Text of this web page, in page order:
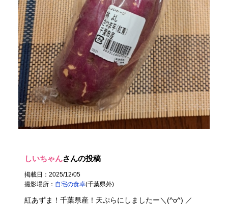
しいちゃんさんの投稿
掲載日：2025/12/05
撮影場所： 自宅の食卓(千葉県外)
紅あずま！千葉県産！天ぷらにしましたー＼(^o^) ／